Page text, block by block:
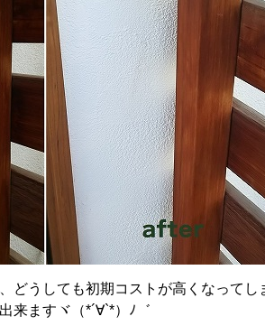
どうしても初期コストが高くなってし
来ますヾ（*´∀`*）ﾉ゛